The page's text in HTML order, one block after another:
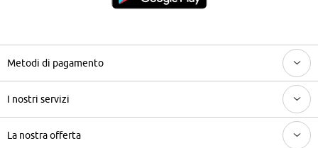
Metodi di pagamento
I nostri servizi
La nostra offerta